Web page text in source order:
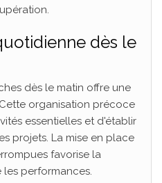
dès le
dès le matin offre une
organisation précoce
essentielles et d'établir
projets. La mise en place
favorise la
performances.